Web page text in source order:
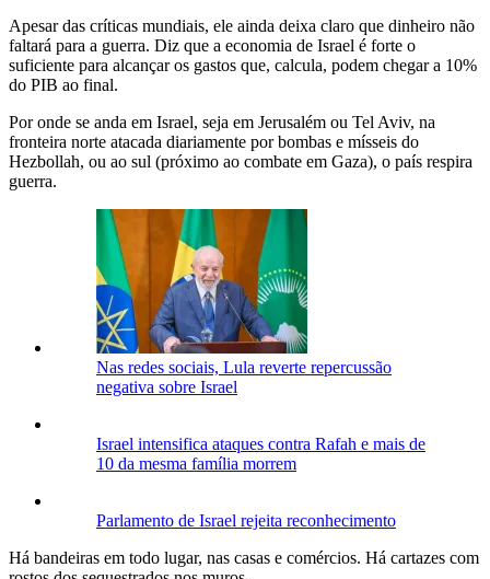
Apesar das críticas mundiais, ele ainda deixa claro que dinheiro não
faltará para a guerra. Diz que a economia de Israel é forte o
suficiente para alcançar os gastos que, calcula, podem chegar a 10%
do PIB ao final.
Por onde se anda em Israel, seja em Jerusalém ou Tel Aviv, na
fronteira norte atacada diariamente por bombas e mísseis do
Hezbollah, ou ao sul (próximo ao combate em Gaza), o país respira
guerra.
Nas redes sociais, Lula reverte repercussão
negativa sobre Israel
Israel intensifica ataques contra Rafah e mais de
10 da mesma família morrem
Parlamento de Israel rejeita reconhecimento
Há bandeiras em todo lugar, nas casas e comércios. Há cartazes com